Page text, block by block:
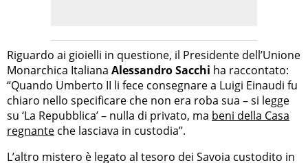
Riguardo ai gioielli in questione, il Presidente dell’Unione
Monarchica Italiana Alessandro Sacchi ha raccontato:
“Quando Umberto II li fece consegnare a Luigi Einaudi fu
chiaro nello specificare che non era roba sua – si legge
su ‘La Repubblica’ – nulla di privato, ma beni della Casa
regnante che lasciava in custodia”.
L’altro mistero è legato al tesoro dei Savoia custodito in